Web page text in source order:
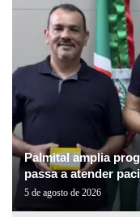
Palmital amplia
passa a atender
5 de agosto de 2026